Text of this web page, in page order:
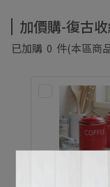
加價購-復古
已加購 0 件(本區商